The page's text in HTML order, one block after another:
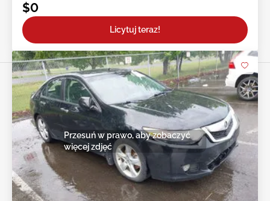
$0
Licytuj teraz!
Przesuń w prawo, aby zobaczyć
więcej zdjęć